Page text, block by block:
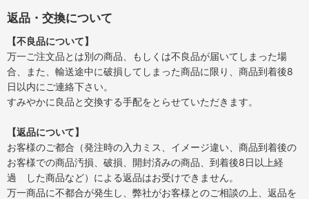
返品・交換について
【不良品について】
万一ご注文品とは別の商品、もしくは不良品が届いてしまった場
合、また、輸送途中に破損してしまった商品に限り、商品到着後8
日以内にご連絡下さい。
すみやかに良品と交換する手配をとらせていただきます。
【返品について】
お客様のご都合（発注時の入力ミス、イメージ違い、商品到着後の
お客様での商品汚損、破損、開封済みの商品、到着後8日以上経
過 した商品など）による返品はお受けできません。
万一商品に不都合が発生し、弊社がお客様とのご相談の上、返品を